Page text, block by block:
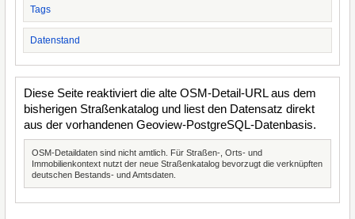
Tags
Datenstand
Diese Seite reaktiviert die alte OSM-Detail-URL aus dem
bisherigen Straßenkatalog und liest den Datensatz direkt
aus der vorhandenen Geoview-PostgreSQL-Datenbasis.
OSM-Detaildaten sind nicht amtlich. Für Straßen-, Orts- und
Immobilienkontext nutzt der neue Straßenkatalog bevorzugt die verknüpften
deutschen Bestands- und Amtsdaten.